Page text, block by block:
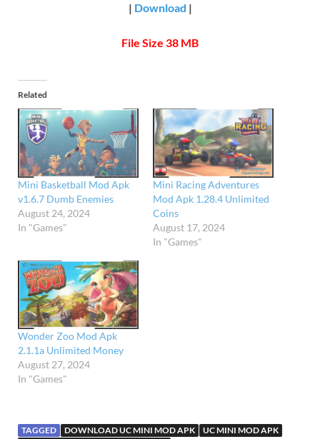
| Download |
File Size 38 MB
Related
Mini Basketball Mod Apk
v1.6.7 Dumb Enemies
August 24, 2024
In "Games"
Mini Racing Adventures
Mod Apk 1.28.4 Unlimited
Coins
August 17, 2024
In "Games"
Wonder Zoo Mod Apk
2.1.1a Unlimited Money
August 27, 2024
In "Games"
TAGGED DOWNLOAD UC MINI MOD APK
UC MINI MOD APK